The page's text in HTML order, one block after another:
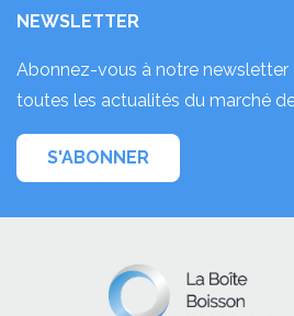
NEWSLETTER
Abonnez-vous à notre
toutes les actualités du marché
S'ABONNER